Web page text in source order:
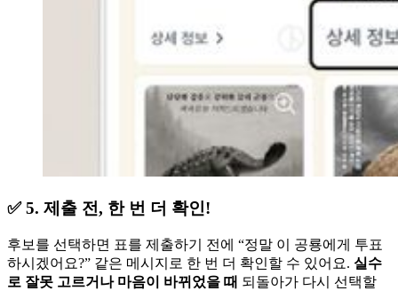
✅ 5. 제출 전, 한 번 더 확인!
후보를 선택하면 표를 제출하기 전에 “정말 이 공룡에게 투표
하시겠어요?” 같은 메시지로 한 번 더 확인할 수 있어요. 실수
로 잘못 고르거나 마음이 바뀌었을 때 되돌아가 다시 선택할